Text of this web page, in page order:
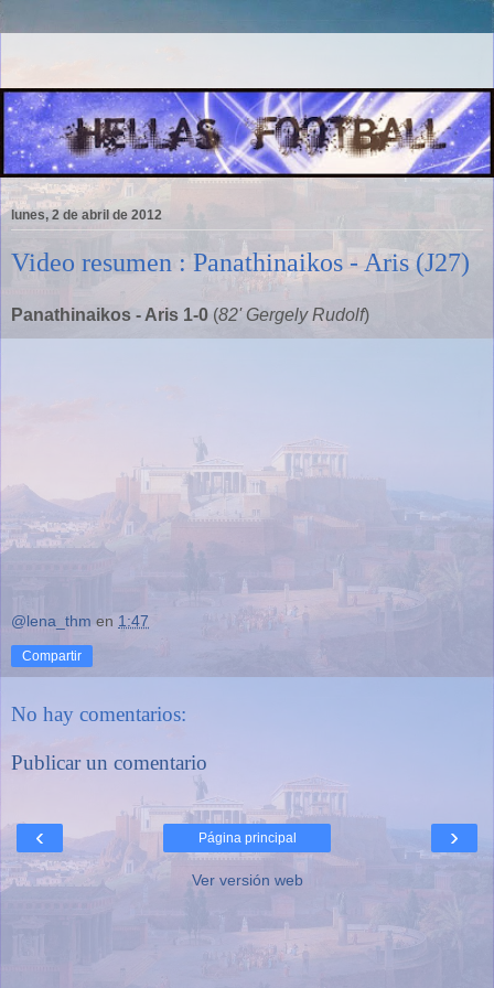
lunes, 2 de abril de 2012
Video resumen : Panathinaikos - Aris (J27)
Panathinaikos - Aris 1-0 (82' Gergely Rudolf)
@lena_thm en 1:47
Compartir
No hay comentarios:
Publicar un comentario
‹ ›
Página principal
Ver versión web